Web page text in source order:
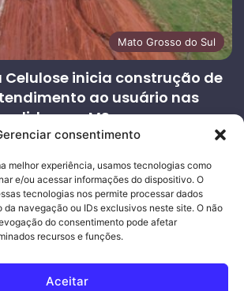
consentimento
melhor experiência, usamos tecnologias como
e/ou acessar informações do dispositivo. O
tecnologias nos permite processar dados
da navegação ou IDs exclusivos neste site. O não
do consentimento pode afetar
recursos e funções.
Aceitar
Mato Grosso do Sul
Celulose inicia construção de
ao usuário nas
em MS
Página
anterior
Próxima
página
Empresas- Desenvolvimento Web
Joeber Garcia